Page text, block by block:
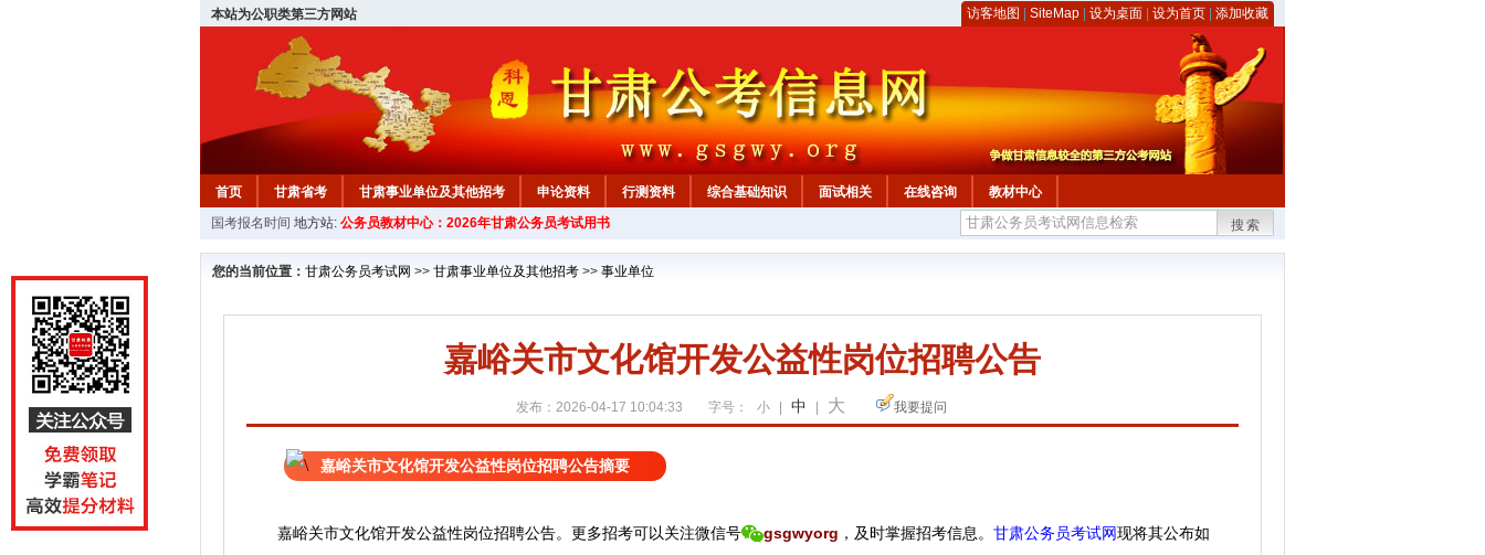
本站为公职类第三方网站 访客地图 SiteMap 设为桌面 设为首页 添加收藏
首页 甘肃省考 甘肃事业单位及其他招考 申论资料 行测资料 综合基础知识 面试相关 在线咨询
教材中心
国考报名时间 地方站: 公务员教材中心：2026年甘肃公务员考试用书 搜索
您的当前位置： 甘肃公务员考试网 >> 甘肃事业单位及其他招考 >> 事业单位
嘉峪关市文化馆开发公益性岗位招聘公告
发布：2026-04-17 10:04:33 字号： 小 中 大 我要提问
嘉峪关市文化馆开发公益性岗位招聘公告摘要
嘉峪关市文化馆开发公益性岗位招聘公告。 更多招考可以关注微信号 gsgwyorg ， 及时掌握招考信息。 甘肃公务员考试网现将其公布如